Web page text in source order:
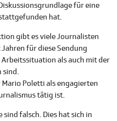
für eine
hat.
gibt es viele Journalisten
für diese Sendung
als auch mit der
sind.
Poletti als engagierten
tätig ist.
falsch. Dies hat sich in